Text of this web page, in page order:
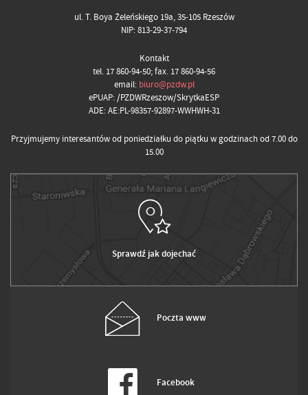
ul. T. Boya Żeleńskiego 19a, 35-105 Rzeszów
NIP: 813-29-37-794
Kontakt
tel. 17 860-94-50; fax. 17 860-94-56
email: biuro@pzdw.pl
ePUAP: /PZDWRzeszow/SkrytkaESP
ADE: AE:PL-98357-92897-WWHWH-31
Przyjmujemy interesantów od poniedziałku do piątku w godzinach od 7.00 do
15.00
Sprawdź jak dojechać
Poczta www
Facebook